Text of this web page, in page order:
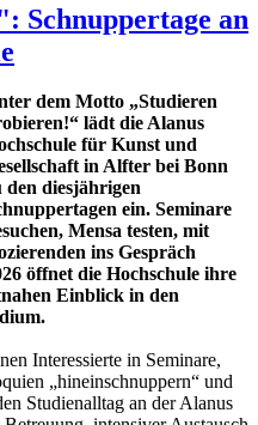
Schnuppertage an
dem Motto „Studieren
lädt die Alanus
für Kunst und
in Alfter bei Bonn
den diesjährigen
ein. Seminare
Mensa testen, mit
ins Gespräch
öffnet die Hochschule ihre
Einblick in den
Interessierte in Seminare,
„hineinschnuppern“ und
Studienalltag an der Alanus